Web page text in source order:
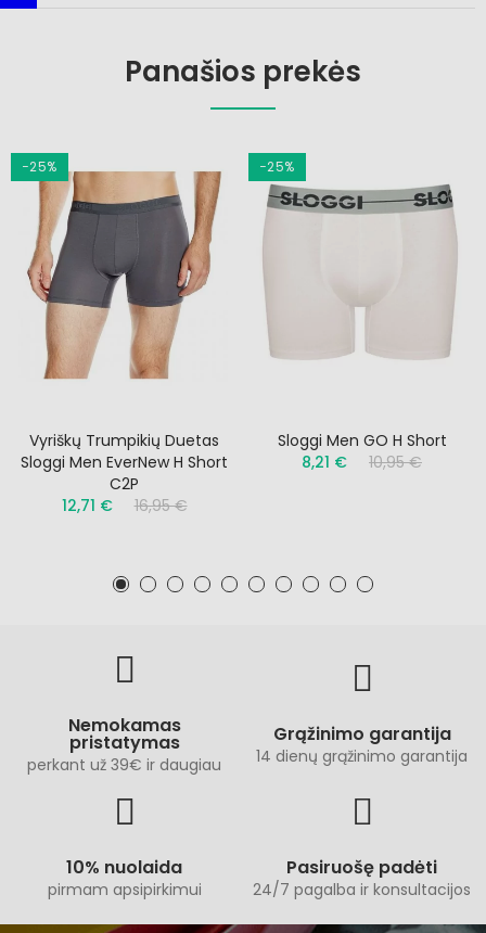
Panašios prekės
−25%
Vyriškų Trumpikių Duetas
Sloggi Men EverNew H Short
C2P
12,71 €
16,95 €
−25%
Sloggi Men GO H Short
8,21 €
10,95 €
Nemokamas
pristatymas
perkant už 39€ ir daugiau
Grąžinimo garantija
14 dienų grąžinimo garantija
10% nuolaida
pirmam apsipirkimui
Pasiruošę padėti
24/7 pagalba ir konsultacijos